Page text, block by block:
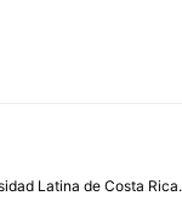
Latina de Costa Rica.